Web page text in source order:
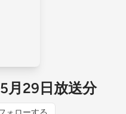
月29日放送分